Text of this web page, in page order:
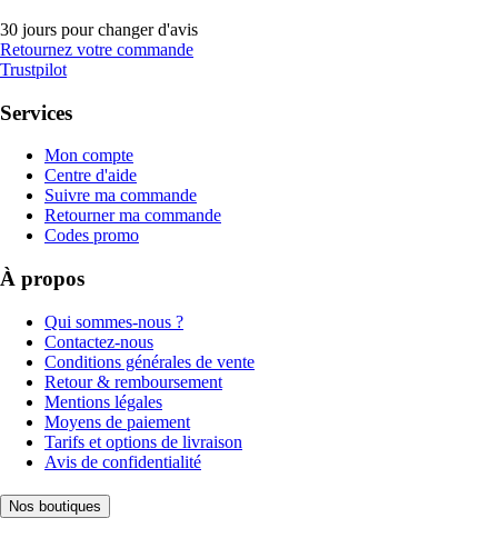
30 jours pour changer d'avis
Retournez votre commande
Trustpilot
Services
Mon compte
Centre d'aide
Suivre ma commande
Retourner ma commande
Codes promo
À propos
Qui sommes-nous ?
Contactez-nous
Conditions générales de vente
Retour & remboursement
Mentions légales
Moyens de paiement
Tarifs et options de livraison
Avis de confidentialité
Nos boutiques